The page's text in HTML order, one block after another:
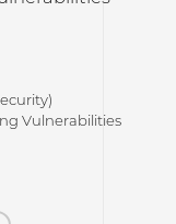
Vulnerabilities